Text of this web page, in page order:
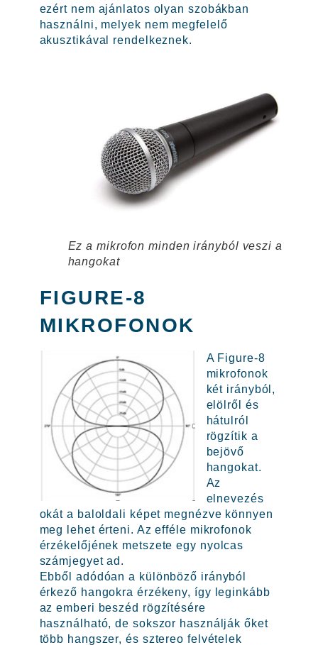
ezért nem ajánlatos olyan szobákban
használni, melyek nem megfelelő
akusztikával rendelkeznek.
Ez a mikrofon minden irányból veszi a
hangokat
FIGURE-8
MIKROFONOK
A Figure-8
mikrofonok
két irányból,
elölről és
hátulról
rögzítik a
bejövő
hangokat.
Az
elnevezés
okát a baloldali képet megnézve könnyen
meg lehet érteni. Az efféle mikrofonok
érzékelőjének metszete egy nyolcas
számjegyet ad.
Ebből adódóan a különböző irányból
érkező hangokra érzékeny, így leginkább
az emberi beszéd rögzítésére
használható, de sokszor használják őket
több hangszer, és sztereo felvételek